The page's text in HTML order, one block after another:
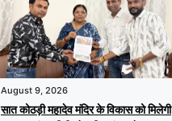
August 9, 2026
सात कोठड़ी महादेव मंदिर के विकास को मिलेगी